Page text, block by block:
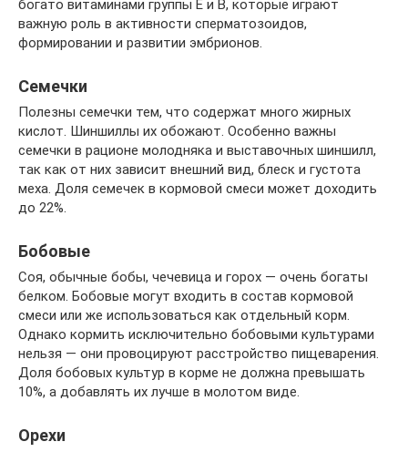
богато витаминами группы Е и В, которые играют
важную роль в активности сперматозоидов,
формировании и развитии эмбрионов.
Семечки
Полезны семечки тем, что содержат много жирных
кислот. Шиншиллы их обожают. Особенно важны
семечки в рационе молодняка и выставочных шиншилл,
так как от них зависит внешний вид, блеск и густота
меха. Доля семечек в кормовой смеси может доходить
до 22%.
Бобовые
Соя, обычные бобы, чечевица и горох — очень богаты
белком. Бобовые могут входить в состав кормовой
смеси или же использоваться как отдельный корм.
Однако кормить исключительно бобовыми культурами
нельзя — они провоцируют расстройство пищеварения.
Доля бобовых культур в корме не должна превышать
10%, а добавлять их лучше в молотом виде.
Орехи